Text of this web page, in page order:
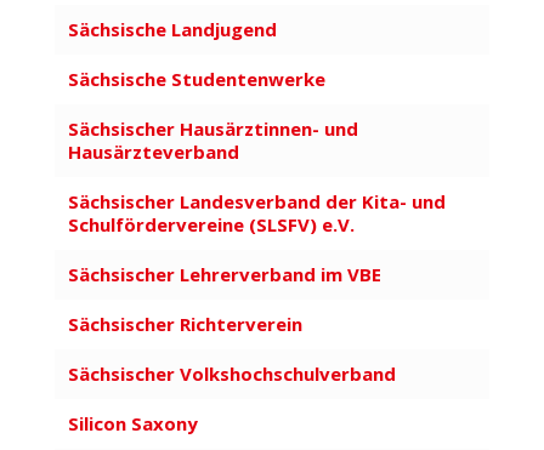
Sächsische Land­jugend
Sächsische Studen­ten­werke
Sächsischer Hausärztinnen- und
Hausärzteverband
Säch­si­scher Landes­verband der Kita- und
Schul­för­der­vereine (SLSFV) e.V.
Sächsischer Lehrer­verband im VBE
Sächsischer Rich­ter­verein
Sächsischer Volks­hoch­schul­verband
Silicon Saxony